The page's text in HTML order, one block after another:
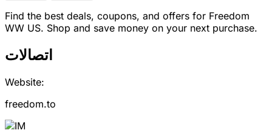
Find the best deals, coupons, and offers for Freedom
WW US. Shop and save money on your next purchase.
اتصالات
Website:
freedom.to